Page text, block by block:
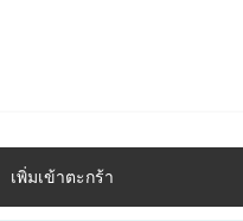
เพิ่มเข้าตะกร้า